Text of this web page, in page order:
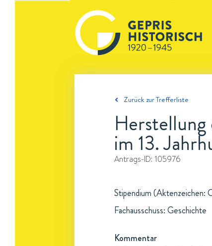
Zurück zur Trefferliste
im 13.
Antrags-ID: 105976
Stipendium (Aktenzeichen:
Fachausschuss: Geschichte
Kommentar